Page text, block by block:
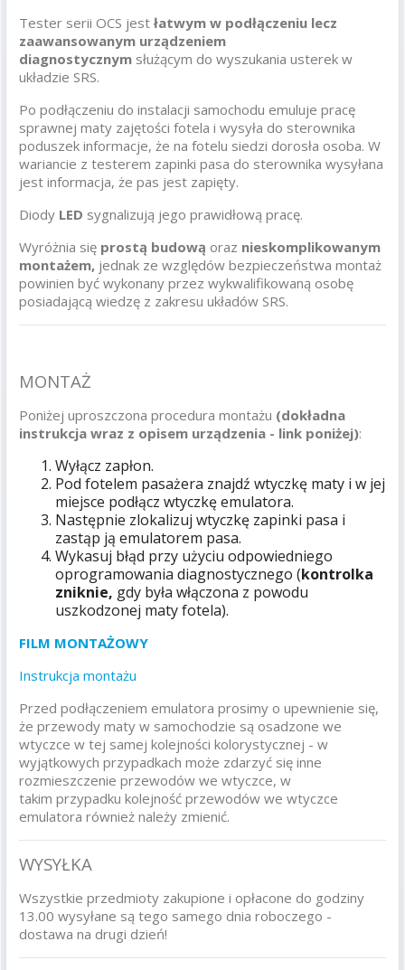
Tester serii OCS jest łatwym w podłączeniu lecz
zaawansowanym urządzeniem
diagnostycznymsłużącym do wyszukania usterek w
układzie SRS.
Po podłączeniu do instalacji samochodu emuluje pracę
sprawnej maty zajętości fotela i wysyła do sterownika
poduszek informacje, że na fotelu siedzi dorosła osoba. W
wariancie z testerem zapinki pasa do sterownika wysyłana
jest informacja, że pas jest zapięty.
Diody LED sygnalizują jego prawidłową pracę.
Wyróżnia się prostą budową oraz nieskomplikowanym
montażem, jednak ze względów bezpieczeństwa montaż
powinien być wykonany przez wykwalifikowaną osobę
posiadającą wiedzę z zakresu układów SRS.
MONTAŻ
Poniżej uproszczona procedura montażu (dokładna
instrukcja wraz z opisem urządzenia - link poniżej):
Wyłącz zapłon.
Pod fotelem pasażera znajdź wtyczkę maty i w jej
miejsce podłącz wtyczkę emulatora.
Następnie zlokalizuj wtyczkę zapinki pasa i
zastąp ją emulatorem pasa.
Wykasuj błąd przy użyciu odpowiedniego
oprogramowania diagnostycznego (kontrolka
zniknie, gdy była włączona z powodu
uszkodzonej maty fotela).
FILM MONTAŻOWY
Instrukcja montażu
Przed podłączeniem emulatora prosimy o upewnienie się,
że przewody maty w samochodzie są osadzone we
wtyczce w tej samej kolejności kolorystycznej - w
wyjątkowych przypadkach może zdarzyć się inne
rozmieszczenie przewodów we wtyczce, w
takim przypadku kolejność przewodów we wtyczce
emulatora również należy zmienić.
WYSYŁKA
Wszystkie przedmioty zakupione i opłacone do godziny
13.00 wysyłane są tego samego dnia roboczego -
dostawa na drugi dzień!